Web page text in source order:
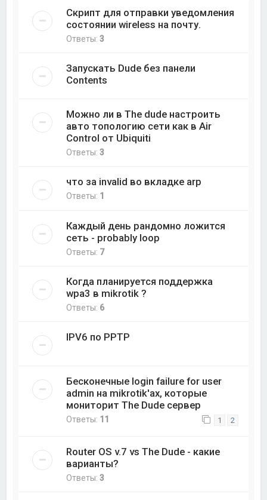
Скрипт для отправки уведомления
состоянии wireless на почту.
Ответы:3
Запускать Dude без панели
Contents
Можно ли в The dude настроить
авто топологию сети как в Air
Control от Ubiquiti
Ответы:3
что за invalid во вкладке arp
Ответы: 1
Каждый день рандомно ложится
сеть - probably loop
Ответы: 7
Когда планируется поддержка
wpa3 в mikrotik ?
Ответы: 6
IPV6 по PPTP
Бесконечные login failure for user
admin на mikrotik'ах, которые
мониторит The Dude сервер
Ответы: 11 1 2
Router OS v.7 vs The Dude - какие
варианты?
Ответы:3